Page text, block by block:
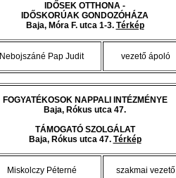
IDŐSEK OTTHONA -
IDŐSKORÚAK GONDOZÓHÁZA
Baja, Móra F. utca 1-3. Térkép
Nebojszáné Pap Judit vezető ápoló
FOGYATÉKOSOK NAPPALI INTÉZMÉNYE
Baja, Rókus utca 47.
TÁMOGATÓ SZOLGÁLAT
Baja, Rókus utca 47. Térkép
Miskolczy Péterné szakmai vezető